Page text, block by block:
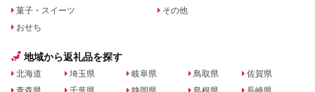
菓子・スイーツ
おせち
その他
地域から返礼品を探す
北海道
埼玉県
岐阜県
鳥取県
佐賀県